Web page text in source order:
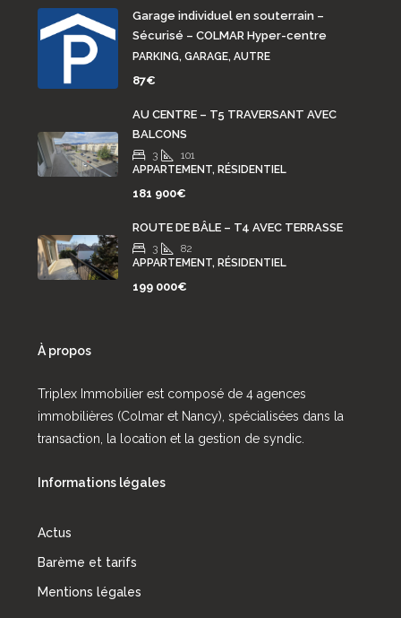
Garage individuel en souterrain –
Sécurisé – COLMAR Hyper-centre
PARKING, GARAGE, AUTRE
87€
AU CENTRE – T5 TRAVERSANT AVEC
BALCONS
3
101
APPARTEMENT, RÉSIDENTIEL
181 900€
ROUTE DE BÂLE – T4 AVEC TERRASSE
3
82
APPARTEMENT, RÉSIDENTIEL
199 000€
À propos
Triplex Immobilier est composé de 4 agences
immobilières (Colmar et Nancy), spécialisées dans la
transaction, la location et la gestion de syndic.
Informations légales
Actus
Barème et tarifs
Mentions légales